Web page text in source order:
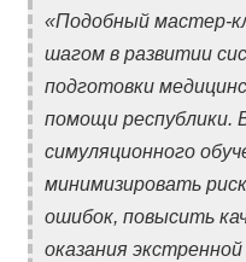
«Подобный мастер-
шагом в развитии
подготовки
помощи республики.
симуляционного
минимизировать
ошибок, повысить
оказания